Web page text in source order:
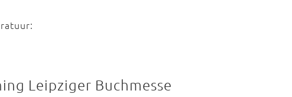
Leipziger Buchmesse